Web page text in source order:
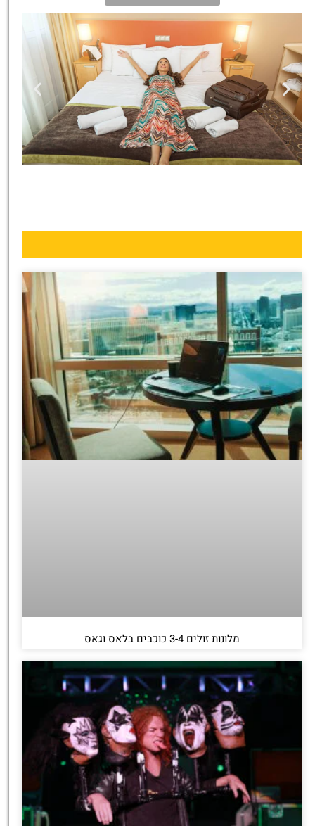
מומלץ?
פה!
מלונות זולים 3-4 כוכבים בלאס וגאס